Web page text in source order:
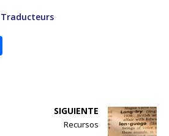
SIGUIENTE
Recursos